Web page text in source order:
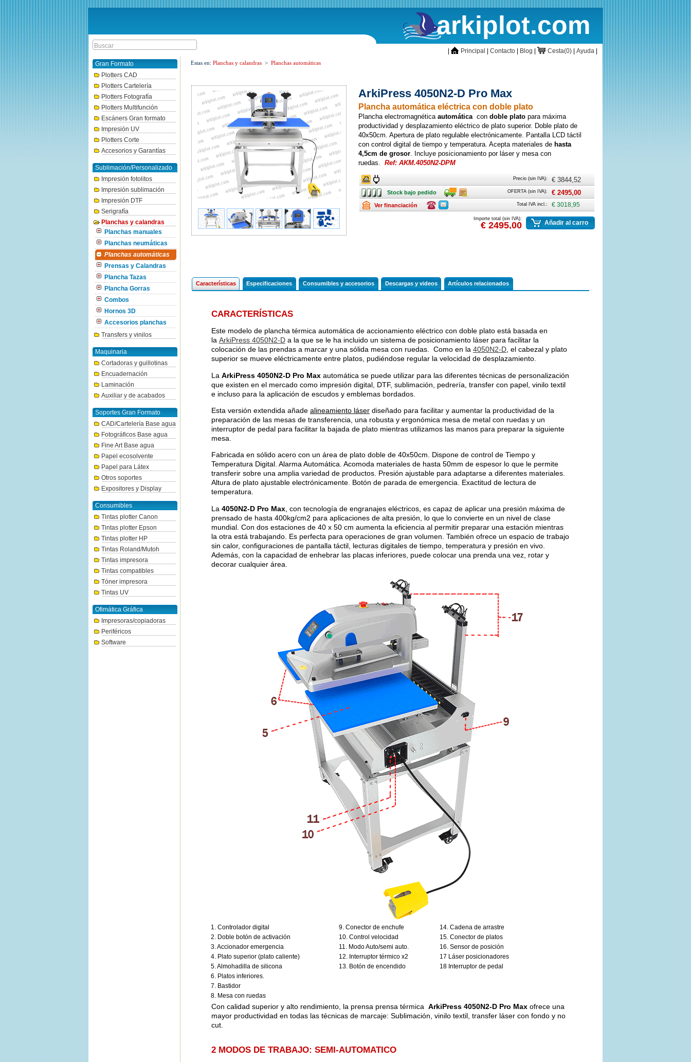
arkiplot.com
inicioPrincipal Contacto Blog CestaCesta(0) Ayuda
Gran Formato
Plotters CAD
Plotters Cartelería
Plotters Fotografía
Plotters Multifunción
Escáners Gran formato
Impresión UV
Plotters Corte
Accesorios y Garantías
Sublimación/Personalizado
Impresión fotolitos
Impresión sublimación
Impresión DTF
Serigrafía
Planchas y calandras
Planchas manuales
Planchas neumáticas
Planchas automáticas
Prensas y Calandras
Plancha Tazas
Plancha Gorras
Combos
Hornos 3D
Accesorios planchas
Transfers y vinilos
Maquinaria
Cortadoras y guillotinas
Encuadernación
Laminación
Auxiliar y de acabados
Soportes Gran Formato
CAD/Cartelería Base agua
Fotográficos Base agua
Fine Art Base agua
Papel ecosolvente
Papel para Látex
Otros soportes
Expositores y Display
Consumibles
Tintas plotter Canon
Tintas plotter Epson
Tintas plotter HP
Tintas Roland/Mutoh
Tintas impresora
Tintas compatibles
Tóner impresora
Tintas UV
Ofimática Gráfica
Impresoras/copiadoras
Periféricos
Software
Estas en: Planchas y calandras > Planchas automáticas
ArkiPress 4050N2-D Pro Max
Plancha automática eléctrica con doble plato
Plancha electromagnética automáticacon doble platopara máxima
productividad y desplazamiento eléctrico de plato superior. Doble plato de
40x50cm. Apertura de plato regulable electrónicamente. Pantalla LCD táctil
con control digital de tiempo y temperatura. Acepta materiales de hasta
4,5cm de grosor. Incluye posicionamiento por láser y mesa con
ruedas. Ref: AKM.4050N2-DPM
AnchoAncho Precio (sin IVA): € 3844,52
Stock
bajo
Stock bajo pedido Transporte
Caja OFERTA (sin IVA): € 2495,00
RentingVer financiación
Consulte
ofertas
Consulte
ofertas
Total IVA incl.: € 3018,95
Importe total (sin IVA):
€ 2495,00 Añadir al carro
Características Especificaciones Consumibles y accesorios Descargas y videos Artículos relacionados
CARACTERÍSTICAS
Este modelo de plancha térmica automática de accionamiento eléctrico con doble plato está basada en
la ArkiPress 4050N2-Da la que se le ha incluido un sistema de posicionamiento láser para facilitar la
colocación de las prendas a marcar y una sólida mesa con ruedas. Como en la 4050N2-D, el cabezal y plato
superior se mueve eléctricamente entre platos, pudiéndose regular la velocidad de desplazamiento.
La ArkiPress 4050N2-D Pro Maxautomática se puede utilizar para las diferentes técnicas de personalización
que existen en el mercado como impresión digital, DTF, sublimación, pedrería, transfer con papel, vinilo textil
e incluso para la aplicación de escudos y emblemas bordados.
Esta versión extendida añade alineamiento láserdiseñado para facilitar y aumentar la productividad de la
preparación de las mesas de transferencia, una robusta y ergonómica mesa de metal con ruedas y un
interruptor de pedal para facilitar la bajada de plato mientras utilizamos las manos para preparar la siguiente
mesa.
Fabricada en sólido acero con un área de plato doble de 40x50cm. Dispone de control de Tiempo y
Temperatura Digital. Alarma Automática. Acomoda materiales de hasta 50mm de espesor lo que le permite
transferir sobre una amplia variedad de productos. Presión ajustable para adaptarse a diferentes materiales.
Altura de plato ajustable electrónicamente. Botón de parada de emergencia. Exactitud de lectura de
temperatura.
La 4050N2-D Pro Max, con tecnología de engranajes eléctricos, es capaz de aplicar una presión máxima de
prensado de hasta 400kg/cm2 para aplicaciones de alta presión, lo que lo convierte en un nivel de clase
mundial. Con dos estaciones de 40 x 50 cm aumenta la eficiencia al permitir preparar una estación mientras
la otra está trabajando. Es perfecta para operaciones de gran volumen. También ofrece un espacio de trabajo
sin calor, configuraciones de pantalla táctil, lecturas digitales de tiempo, temperatura y presión en vivo.
Además, con la capacidad de enhebrar las placas inferiores, puede colocar una prenda una vez, rotar y
decorar cualquier área.
1. Controlador digital
2. Doble botón de activación
3. Accionador emergencia
4. Plato superior (plato caliente)
5. Almohadilla de silicona
6. Platos inferiores.
7. Bastidor
8. Mesa con ruedas
9. Conector de enchufe
10. Control velocidad
11. Modo Auto/semi auto.
12. Interruptor térmico x2
13. Botón de encendido
14. Cadena de arrastre
15. Conector de platos
16. Sensor de posición
17 Láser posicionadores
18 Interruptor de pedal
Con calidad superior y alto rendimiento, la prensa prensa térmica ArkiPress 4050N2-D Pro Maxofrece una
mayor productividad en todas las técnicas de marcaje: Sublimación, vinilo textil, transfer láser con fondo y no
cut.
2 MODOS DE TRABAJO: SEMI-AUTOMATICO